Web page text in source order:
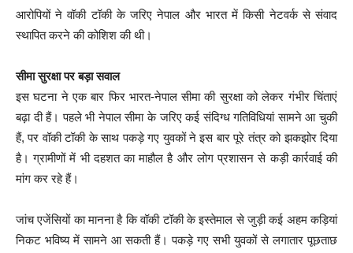
आरोपियों ने वॉकी टॉकी के जरिए नेपाल और भारत में किसी नेटवर्क से संवाद
स्थापित करने की कोशिश की थी।
सीमा सुरक्षा पर बड़ा सवाल
इस घटना ने एक बार फिर भारत-नेपाल सीमा की सुरक्षा को लेकर गंभीर चिंताएं
बढ़ा दी हैं। पहले भी नेपाल सीमा के जरिए कई संदिग्ध गतिविधियां सामने आ चुकी
हैं, पर वॉकी टॉकी के साथ पकड़े गए युवकों ने इस बार पूरे तंत्र को झकझोर दिया
है। ग्रामीणों में भी दहशत का माहौल है और लोग प्रशासन से कड़ी कार्रवाई की
मांग कर रहे हैं।
जांच एजेंसियों का मानना है कि वॉकी टॉकी के इस्तेमाल से जुड़ी कई अहम कड़ियां
निकट भविष्य में सामने आ सकती हैं। पकड़े गए सभी युवकों से लगातार पूछताछ